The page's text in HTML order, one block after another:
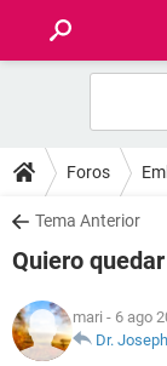
FOROS
SALUD
FAMILIA
NUTRICIÓN
Foros
Tema Anterior
Quiero
mari - 6 ago
Dr.